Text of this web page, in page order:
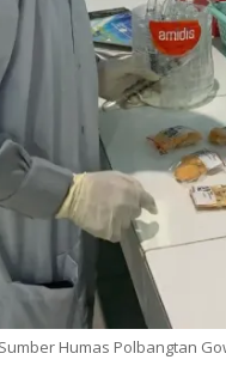
Humas Polbangtan